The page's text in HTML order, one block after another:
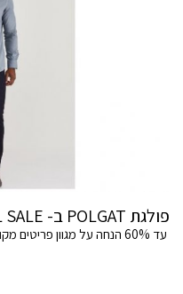
פולגת POLGAT ב- FINAL SALE .
עד 60% הנחה על מגוון פריטים מקולקציית החורף.